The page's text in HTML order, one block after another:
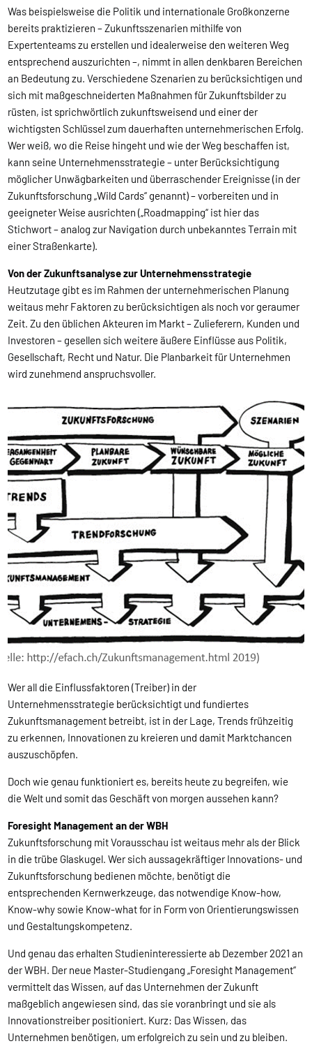
Was beispielsweise die Politik und internationale Großkonzerne
bereits praktizieren – Zukunftsszenarien mithilfe von
Expertenteams zu erstellen und idealerweise den weiteren Weg
entsprechend auszurichten –, nimmt in allen denkbaren Bereichen
an Bedeutung zu. Verschiedene Szenarien zu berücksichtigen und
sich mit maßgeschneiderten Maßnahmen für Zukunftsbilder zu
rüsten, ist sprichwörtlich zukunftsweisend und einer der
wichtigsten Schlüssel zum dauerhaften unternehmerischen Erfolg.
Wer weiß, wo die Reise hingeht und wie der Weg beschaffen ist,
kann seine Unternehmensstrategie – unter Berücksichtigung
möglicher Unwägbarkeiten und überraschender Ereignisse (in der
Zukunftsforschung „Wild Cards“ genannt) – vorbereiten und in
geeigneter Weise ausrichten („Roadmapping“ ist hier das
Stichwort – analog zur Navigation durch unbekanntes Terrain mit
einer Straßenkarte).
Von der Zukunftsanalyse zur Unternehmensstrategie
Heutzutage gibt es im Rahmen der unternehmerischen Planung
weitaus mehr Faktoren zu berücksichtigen als noch vor geraumer
Zeit. Zu den üblichen Akteuren im Markt – Zulieferern, Kunden und
Investoren – gesellen sich weitere äußere Einflüsse aus Politik,
Gesellschaft, Recht und Natur. Die Planbarkeit für Unternehmen
wird zunehmend anspruchsvoller.
Wer all die Einflussfaktoren (Treiber) in der
Unternehmensstrategie berücksichtigt und fundiertes
Zukunftsmanagement betreibt, ist in der Lage, Trends frühzeitig
zu erkennen, Innovationen zu kreieren und damit Marktchancen
auszuschöpfen.
Doch wie genau funktioniert es, bereits heute zu begreifen, wie
die Welt und somit das Geschäft von morgen aussehen kann?
Foresight Management an der WBH
Zukunftsforschung mit Vorausschau ist weitaus mehr als der Blick
in die trübe Glaskugel. Wer sich aussagekräftiger Innovations- und
Zukunftsforschung bedienen möchte, benötigt die
entsprechenden Kernwerkzeuge, das notwendige Know-how,
Know-why sowie Know-what for in Form von Orientierungswissen
und Gestaltungskompetenz.
Und genau das erhalten Studieninteressierte ab Dezember 2021 an
der WBH. Der neue Master-Studiengang „Foresight Management“
vermittelt das Wissen, auf das Unternehmen der Zukunft
maßgeblich angewiesen sind, das sie voranbringt und sie als
Innovationstreiber positioniert. Kurz: Das Wissen, das
Unternehmen benötigen, um erfolgreich zu sein und zu bleiben.